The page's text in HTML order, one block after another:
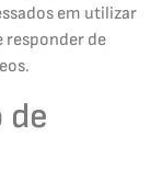
em utilizar
responder de
de